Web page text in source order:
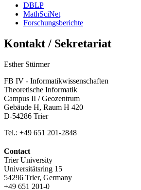
DBLP
MathSciNet
Forschungsberichte
Kontakt / Sekretariat
Esther Stürmer
FB IV - Informatikwissenschaften
Theoretische Informatik
Campus II / Geozentrum
Gebäude H, Raum H 420
D-54286 Trier
Tel.: +49 651 201-2848
Contact
Trier University
Universitätsring 15
54296 Trier, Germany
+49 651 201-0